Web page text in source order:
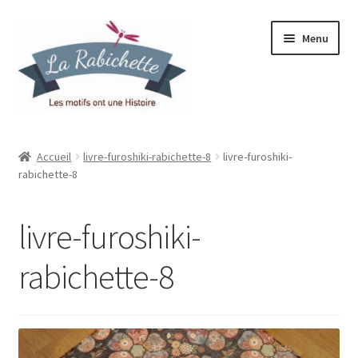
la
navigation
contenu
Menu
Contact
Mon espace
Panier
Accueil livre-furoshiki-rabichette-8
livre-furoshiki-
rabichette-8
livre-furoshiki-
rabichette-8